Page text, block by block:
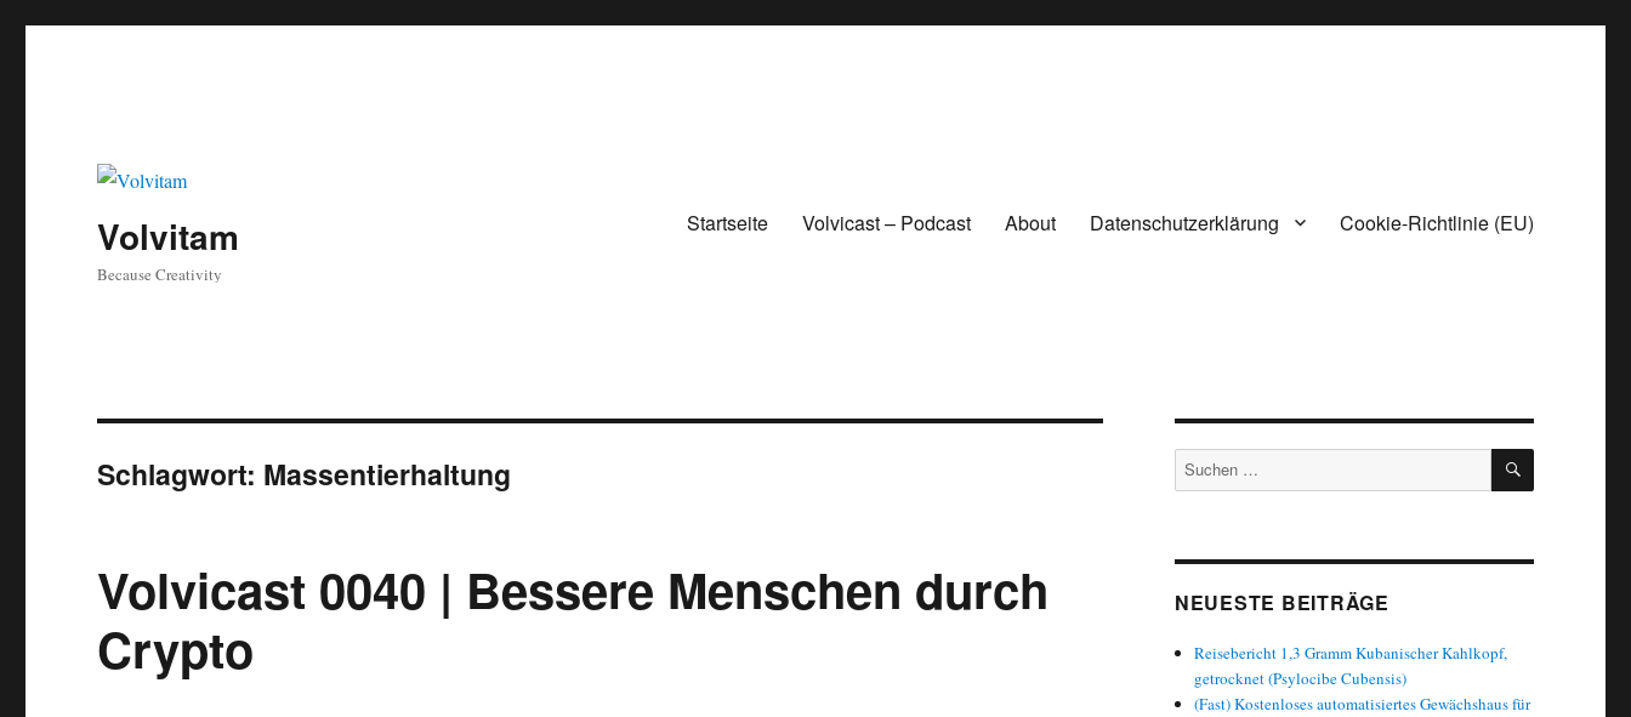
Volvitam
Because Creativity
Startseite Volvicast – Podcast About Datenschutzerklärung Cookie-Richtlinie (EU)
Schlagwort: Massentierhaltung
Volvicast 0040 | Bessere Menschen durch
Crypto
Suchen
nach:
SUCHEN
NEUESTE BEITRÄGE
Reisebericht 1,3 Gramm Kubanischer Kahlkopf,
getrocknet (Psylocibe Cubensis)
(Fast) Kostenloses automatisiertes Gewächshaus für